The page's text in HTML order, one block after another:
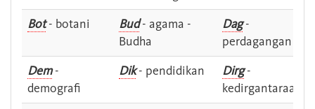
Bot- botani Bud- agama -
Budha
Dag-
perdagangan
Dem-
demografi
Dik- pendidikan Dirg-
kedirgantaraan